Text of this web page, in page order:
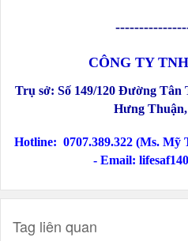
CÔNG TY
Trụ sở: Số 149/120 Đường Tân
Hưng Thuận
Hotline: 0707.389.322 (Ms. Mỹ
- Email:
Tag liên quan